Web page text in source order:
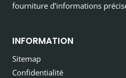
fourniture d’informations
INFORMATION
Sitemap
Confidentialité